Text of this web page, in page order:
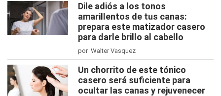
Dile adiós a los tonos
amarillentos de tus canas:
prepara este matizador casero
para darle brillo al cabello
por Walter Vasquez
Un chorrito de este tónico
casero será suficiente para
ocultar las canas y rejuvenecer